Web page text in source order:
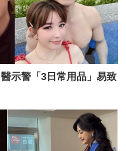
示警「3日常用品」易致